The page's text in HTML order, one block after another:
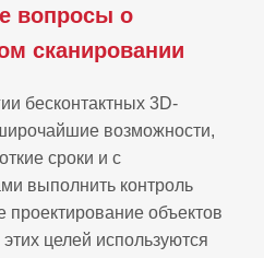
вопросы о
сканировании
бесконтактных 3D-
возможности,
сроки и с
выполнить контроль
проектирование объектов
целей используются